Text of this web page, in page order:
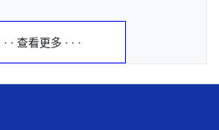
· · 查看更多 · · ·